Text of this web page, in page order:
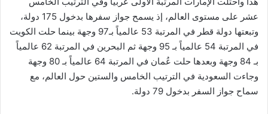
عشر على مستوى العالم، إذ يسمح جواز سفرها بدخول 175 دولة،
وتبعتها دولة قطر في المرتبة 53 عالمياً بـ97 وجهة بينما حلت الكويت
في المرتبة 54 عالمياً بـ 95 وجهة ثم البحرين في المرتبة 62 عالمياً
بـ 84 وجهة وبعدها حلت عُمان في المرتبة 64 عالمياً بـ 80 وجهة
وجاءت السعودية في الترتيب الخامس والستين حول العالم، مع
سماح جواز السفر بدخول 79 دولة.